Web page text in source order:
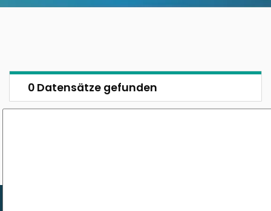
0 Datensätze gefunden